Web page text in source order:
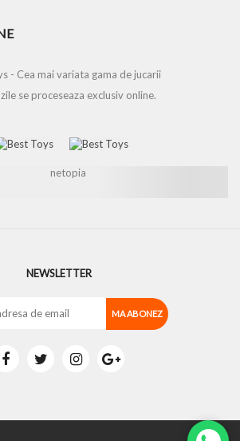
- Cea mai variata gama de jucarii
se proceseaza exclusiv online.
NEWSLETTER